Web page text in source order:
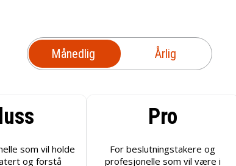
Månedlig Årlig
som vil holde
og forstå
Pro
For beslutningstakere og
profesjonelle som vil være i